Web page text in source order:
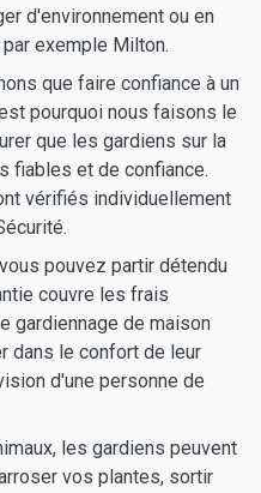
d'environnement ou en
exemple Milton.
que faire confiance à un
pourquoi nous faisons le
que les gardiens sur la
fiables et de confiance.
vérifiés individuellement
pouvez partir détendu
couvre les frais
gardiennage de maison
dans le confort de leur
d'une personne de
les gardiens peuvent
vos plantes, sortir